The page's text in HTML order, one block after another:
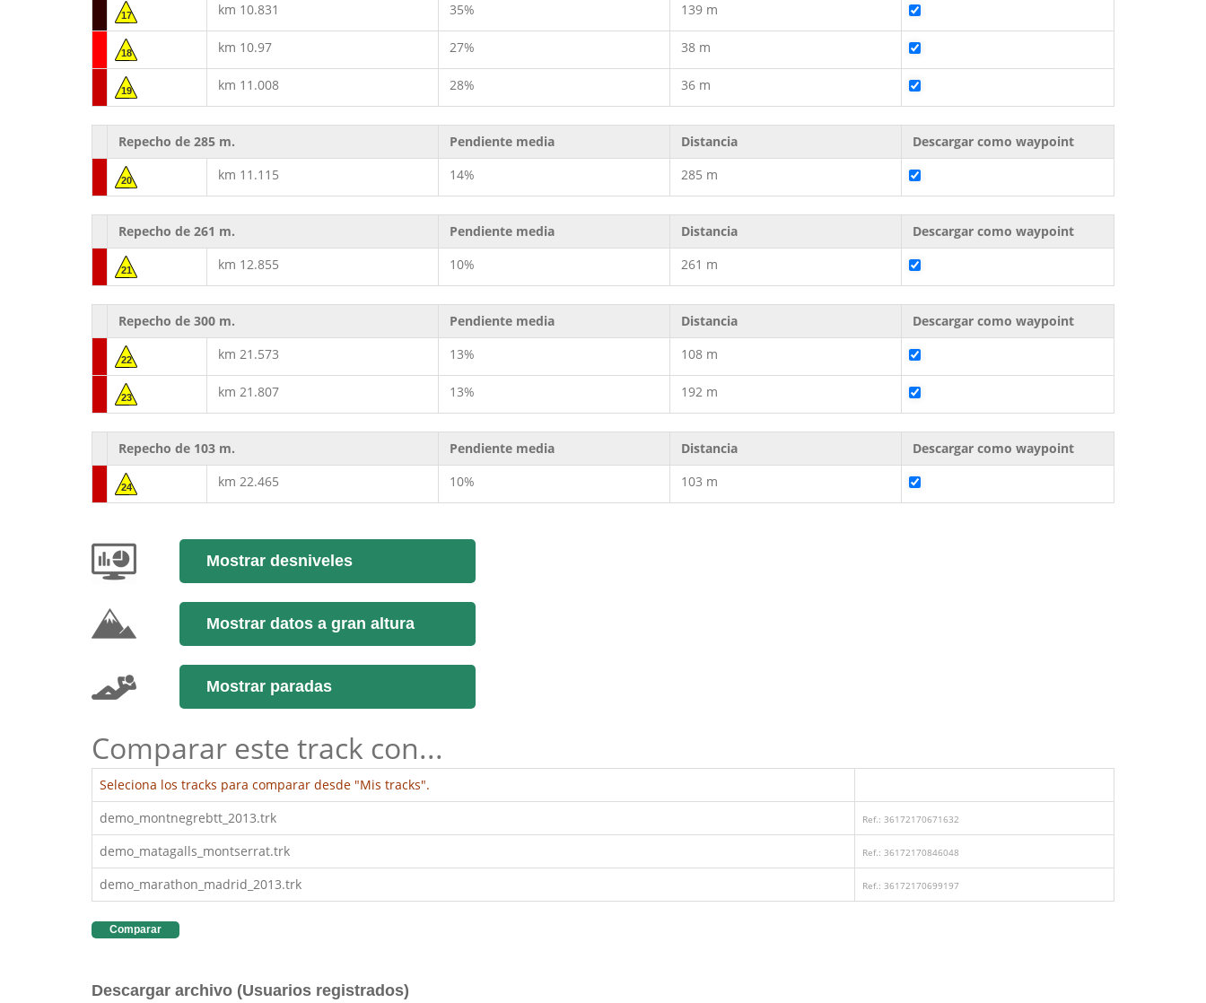
17 km 10.831 35% 139 m
18 km 10.97 27% 38 m
19 km 11.008 28% 36 m
Repecho de 285 m. Pendiente media Distancia Descargar como waypoint
20 km 11.115 14% 285 m
Repecho de 261 m. Pendiente media Distancia Descargar como waypoint
21 km 12.855 10% 261 m
Repecho de 300 m. Pendiente media Distancia Descargar como waypoint
22 km 21.573 13% 108 m
23 km 21.807 13% 192 m
Repecho de 103 m. Pendiente media Distancia Descargar como waypoint
24 km 22.465 10% 103 m
Mostrar desniveles
Mostrar datos a gran altura
Mostrar paradas
Comparar este track con...
Seleciona los tracks para comparar desde "Mis tracks".
demo_montnegrebtt_2013.trk
Ref.: 36172170671632
demo_matagalls_montserrat.trk Ref.: 36172170846048
demo_marathon_madrid_2013.trk Ref.: 36172170699197
Comparar
Descargar archivo (Usuarios registrados)